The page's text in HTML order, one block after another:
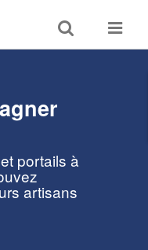
Toggle
search
Toggle
portails à
artisans